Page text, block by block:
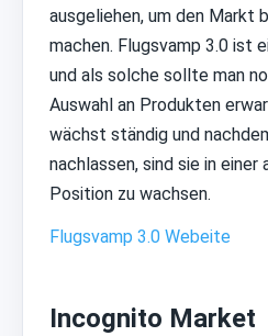
ausgeliehen, um den Markt
machen. Flugsvamp 3.0 ist
und als solche sollte man
Auswahl an Produkten
wächst ständig und
nachlassen, sind sie in
Position zu wachsen.
Flugsvamp 3.0 Webeite
Incognito Market